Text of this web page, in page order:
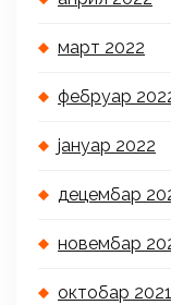
март 2022
фебруар
јануар 2022
децембар
новембар
октобар 2021